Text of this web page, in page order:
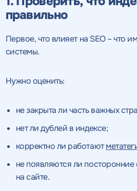
правильно
Первое, что влияет на SEO – что
системы.
Нужно оценить:
не закрыта ли часть важных
нет ли дублей в индексе;
корректно ли работают
не появляются ли посторонние
на сайте.